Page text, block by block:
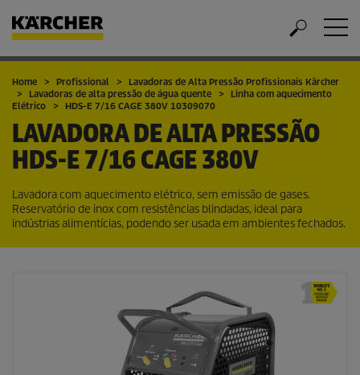
Home Profissional
Lavadoras de Alta Pressão Profissionais Kärcher
Lavadoras de alta pressão de água quente
Linha com aquecimento
Elétrico
HDS-E 7/16 CAGE 380V 10309070
LAVADORA DE ALTA PRESSÃO
HDS-E 7/16 CAGE 380V
Lavadora com aquecimento elétrico, sem emissão de gases.
Reservatório de inox com resistências blindadas, ideal para
indústrias alimentícias, podendo ser usada em ambientes fechados.